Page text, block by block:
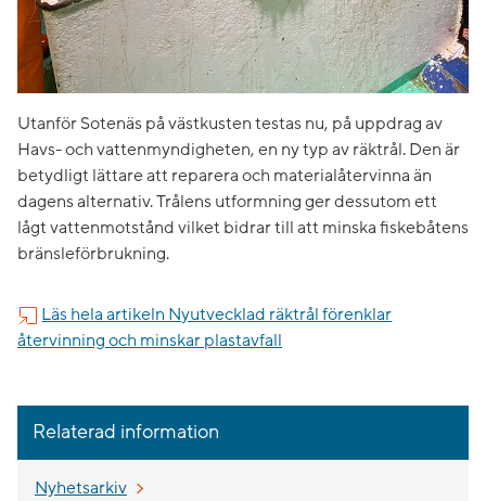
Utanför Sotenäs på västkusten testas nu, på uppdrag av
Havs- och vattenmyndigheten, en ny typ av räktrål. Den är
betydligt lättare att reparera och materialåtervinna än
dagens alternativ. Trålens utformning ger dessutom ett
lågt vattenmotstånd vilket bidrar till att minska fiskebåtens
bränsleförbrukning.
Läs hela artikeln Nyutvecklad räktrål förenklar
återvinning och minskar plastavfall
Relaterad information
Nyhetsarkiv